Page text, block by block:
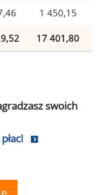
1 450,15
17 401,80
swoich